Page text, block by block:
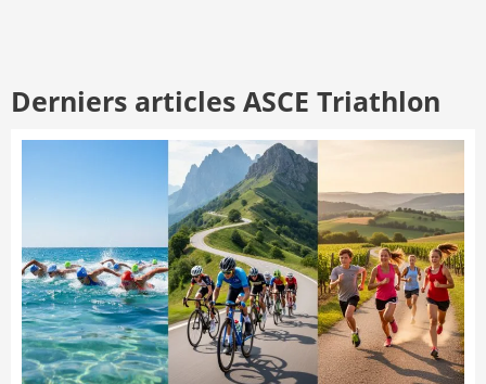
Derniers articles ASCE Triathlon